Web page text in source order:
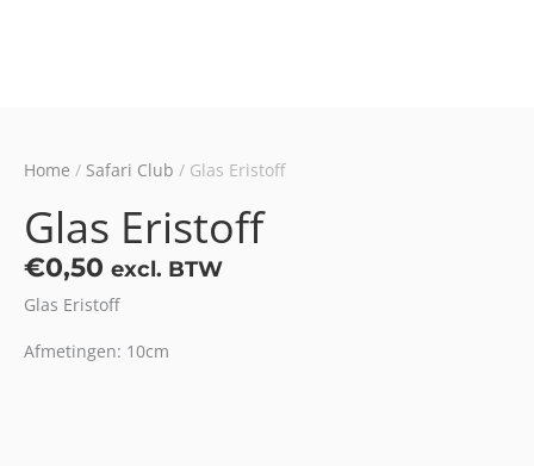
Home / Safari Club / Glas Eristoff
Glas Eristoff
€0,50 excl. BTW
Glas Eristoff
Afmetingen: 10cm